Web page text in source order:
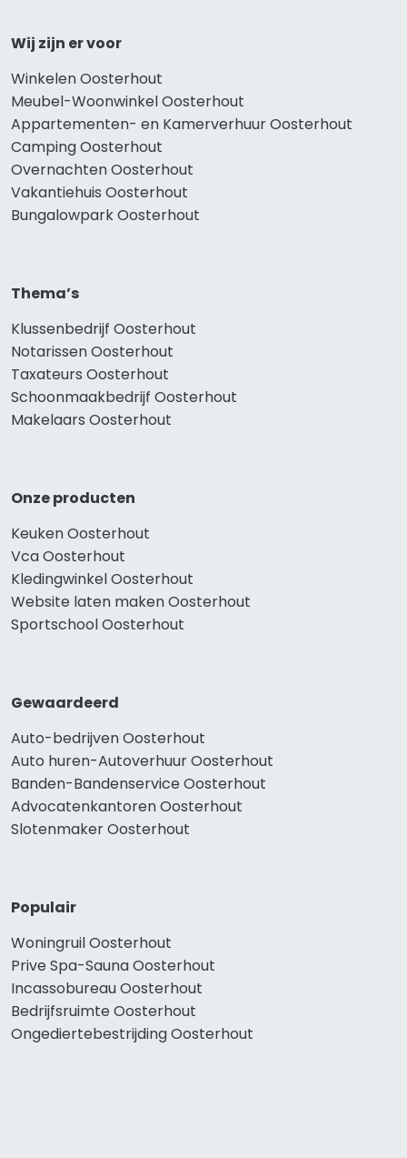
Wij zijn er voor
Winkelen Oosterhout
Meubel-Woonwinkel Oosterhout
Appartementen- en Kamerverhuur Oosterhout
Camping Oosterhout
Overnachten Oosterhout
Vakantiehuis Oosterhout
Bungalowpark Oosterhout
Thema’s
Klussenbedrijf Oosterhout
Notarissen Oosterhout
Taxateurs Oosterhout
Schoonmaakbedrijf Oosterhout
Makelaars Oosterhout
Onze producten
Keuken Oosterhout
Vca Oosterhout
Kledingwinkel Oosterhout
Website laten maken Oosterhout
Sportschool Oosterhout
Gewaardeerd
Auto-bedrijven Oosterhout
Auto huren-Autoverhuur Oosterhout
Banden-Bandenservice Oosterhout
Advocatenkantoren Oosterhout
Slotenmaker Oosterhout
Populair
Woningruil Oosterhout
Prive Spa-Sauna Oosterhout
Incassobureau Oosterhout
Bedrijfsruimte Oosterhout
Ongediertebestrijding Oosterhout